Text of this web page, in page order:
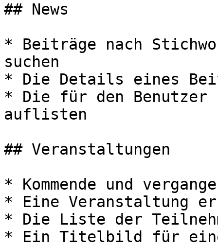
## News
* Beiträge nach
suchen
* Die Details eines
* Die für den Benutzer
auflisten
## Veranstaltungen
* Kommende und
* Eine Veranstaltung
* Die Liste der
* Ein Titelbild für